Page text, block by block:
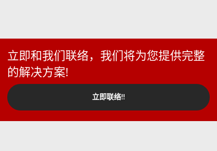
立即和我们联络，我们将为您提供完整
的解决方案!
立即联络!!